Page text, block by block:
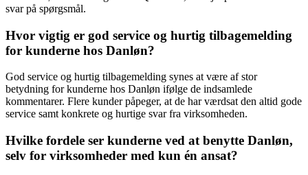
svar på spørgsmål.
Hvor vigtig er god service og hurtig tilbagemelding
for kunderne hos Danløn?
God service og hurtig tilbagemelding synes at være af stor
betydning for kunderne hos Danløn ifølge de indsamlede
kommentarer. Flere kunder påpeger, at de har værdsat den altid gode
service samt konkrete og hurtige svar fra virksomheden.
Hvilke fordele ser kunderne ved at benytte Danløn,
selv for virksomheder med kun én ansat?